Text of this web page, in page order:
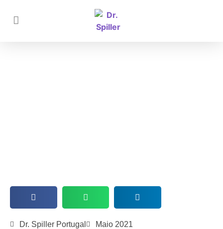
Dr. Spiller Portugal Maio 2021